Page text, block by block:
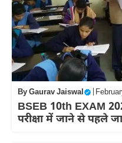
ByGaurav Jaiswal
BSEB 10th EXAM
परीक्षा में जाने से पहले